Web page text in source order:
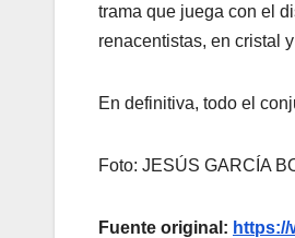
trama que juega con el
renacentistas, en cristal
En definitiva, todo el
Foto: JESÚS GARCÍA
Fuente original: